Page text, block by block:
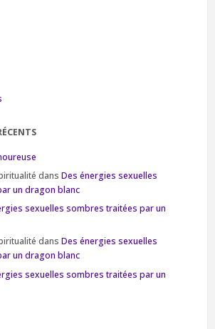
dans Des énergies sexuelles
un dragon blanc
sexuelles sombres traitées par un
dans Des énergies sexuelles
un dragon blanc
sexuelles sombres traitées par un